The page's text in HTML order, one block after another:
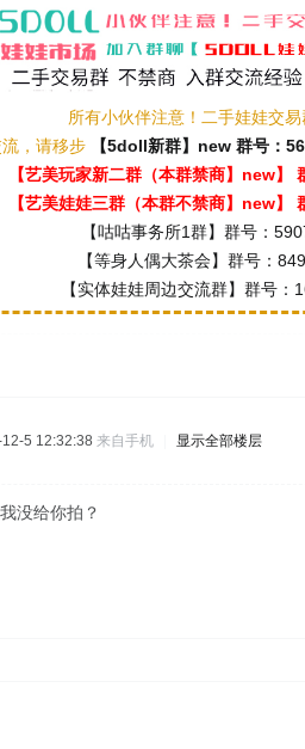
所有小伙伴注意！二手娃娃交
，请移步
【5doll新群】new 群号：
【艺美玩家新二群（本群禁商】new】
【艺美娃娃三群（本群不禁商】new】
【咕咕事务所1群】群号：
【等身人偶大茶会】群号：
【实体娃娃周边交流群】群号：
5 12:32:38 来自手机 显示全部楼层
没给你拍？